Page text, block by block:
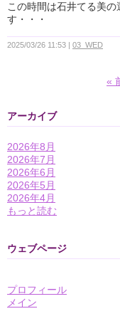
この時間は石井てる美の
す・・・
2025/03/26 11:53 03_WED
«
アーカイブ
2026年8月
2026年7月
2026年6月
2026年5月
2026年4月
もっと読む
ウェブページ
プロフィール
メイン